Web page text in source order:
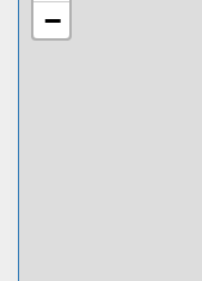
−